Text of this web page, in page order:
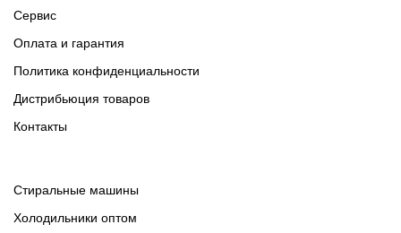
Сервис
Оплата и гарантия
Политика конфиденциальности
Дистрибьюция товаров
Контакты
Cтиральные машины
Холодильники оптом